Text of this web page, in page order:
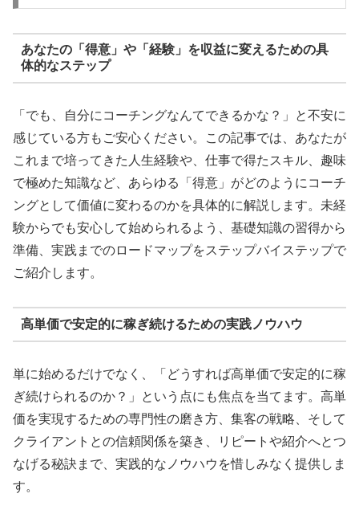
あなたの「得意」や「経験」を収益に変えるための具
体的なステップ
「でも、自分にコーチングなんてできるかな？」と不安に
感じている方もご安心ください。この記事では、あなたが
これまで培ってきた人生経験や、仕事で得たスキル、趣味
で極めた知識など、あらゆる「得意」がどのようにコーチ
ングとして価値に変わるのかを具体的に解説します。未経
験からでも安心して始められるよう、基礎知識の習得から
準備、実践までのロードマップをステップバイステップで
ご紹介します。
高単価で安定的に稼ぎ続けるための実践ノウハウ
単に始めるだけでなく、「どうすれば高単価で安定的に稼
ぎ続けられるのか？」という点にも焦点を当てます。高単
価を実現するための専門性の磨き方、集客の戦略、そして
クライアントとの信頼関係を築き、リピートや紹介へとつ
なげる秘訣まで、実践的なノウハウを惜しみなく提供しま
す。